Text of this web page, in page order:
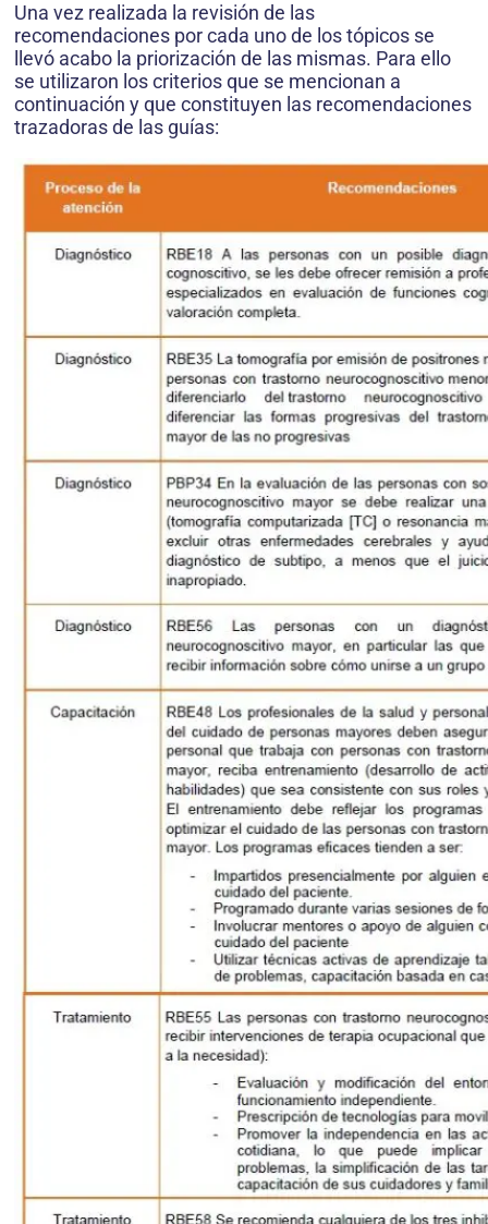
Una vez realizada la revisión de las
recomendaciones por cada uno de los tópicos se
llevó acabo la priorización de las mismas. Para ello
se utilizaron los criterios que se mencionan a
continuación y que constituyen las recomendaciones
trazadoras de las guías: